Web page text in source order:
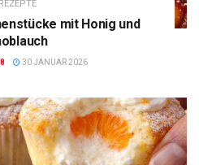
REZEPTE
mit Honig und
30 JANUAR 2026